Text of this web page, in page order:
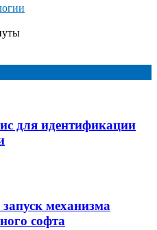
для идентификации
механизма
софта